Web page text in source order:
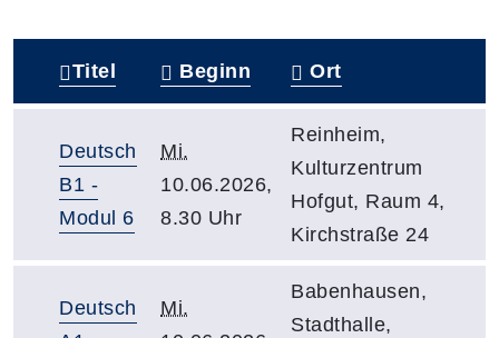
Titel Beginn Ort
Deutsch
B1 -
Modul 6
Mi.
10.06.2026,
8.30 Uhr
Reinheim,
Kulturzentrum
Hofgut, Raum 4,
Kirchstraße 24
Deutsch
Mi.
Babenhausen,
Stadthalle,